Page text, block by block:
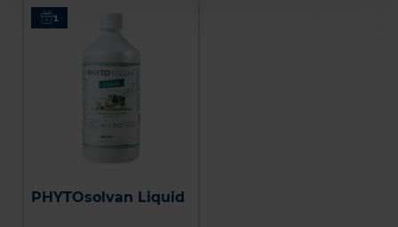
1
PHYTOsolvan Liquid